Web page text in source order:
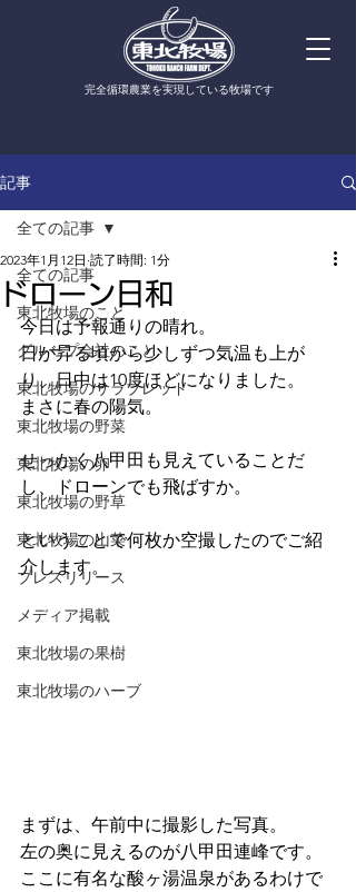
​完全循環農業を実現している牧場です
記事
全ての記事
東北牧場のこと
グループ会社のこと
東北牧場のサラブレッド
東北牧場の野菜
東北牧場の卵
東北牧場の野草
東北牧場の山菜
プレスリリース
メディア掲載
東北牧場の果樹
東北牧場のハーブ
全ての記事
ドローン日和
2023年1月12日 読了時間: 1分
今日は予報通りの晴れ。
日が昇る頃から少しずつ気温も上が
り、日中は10度ほどになりました。
まさに春の陽気。
せっかく八甲田も見えていることだ
し、ドローンでも飛ばすか。
ということで何枚か空撮したのでご紹
介します。
まずは、午前中に撮影した写真。
左の奥に見えるのが八甲田連峰です。
ここに有名な酸ヶ湯温泉があるわけで